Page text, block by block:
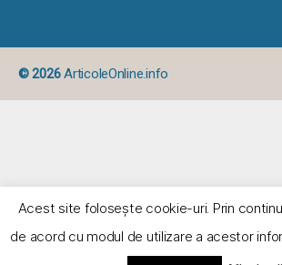
© 2026ArticoleOnline.info
Acest site foloseşte cookie-uri. Prin
de acord cu modul de utilizare a acestor